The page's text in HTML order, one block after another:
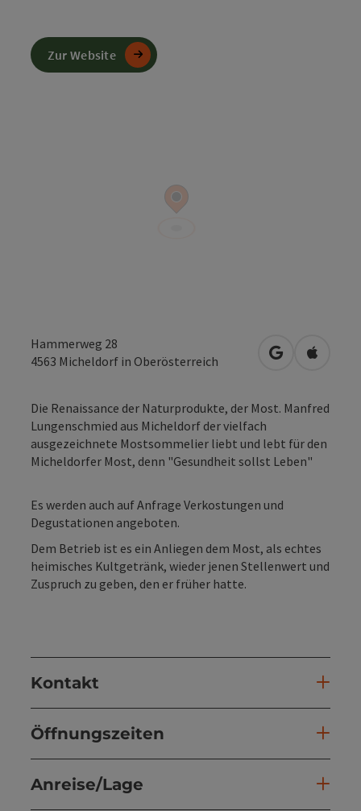
Hammerweg 28
4563 Micheldorf in Oberösterreich in Google
in
Die Renaissance der Naturprodukte, der Most. Manfred
Lungenschmied aus Micheldorf der vielfach
ausgezeichnete Mostsommelier liebt und lebt für den
Micheldorfer Most, denn "Gesundheit sollst Leben"
Es werden auch auf Anfrage Verkostungen und
Degustationen angeboten.
Dem Betrieb ist es ein Anliegen dem Most, als echtes
heimisches Kultgetränk, wieder jenen Stellenwert und
Zuspruch zu geben, den er früher hatte.
Kontakt
Öffnungszeiten
Anreise/Lage
Zur Website